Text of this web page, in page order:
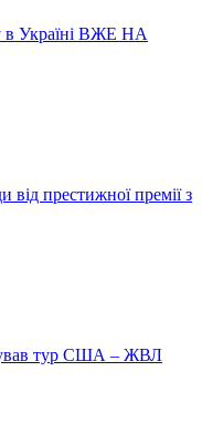
Україні ВЖЕ НА
престижної премії з
тур США – ЖВЛ